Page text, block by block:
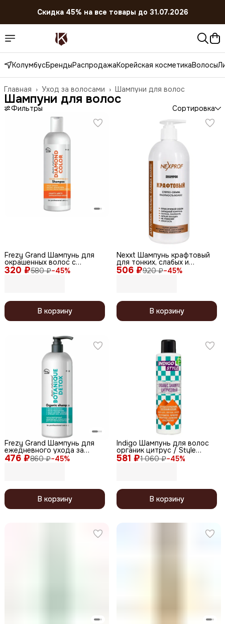
Скидка 45% на все товары до 31.07.2026
КолумбусБрендыРаспродажаКорейская косметикаВолосы
Шампуни для волос
Уход за волосами ›
Главная ›
Шампуни для волос
Фильтры Сортировка
320 ₽580 ₽−45%
Frezy Grand Шампунь для
окрашенных волос с
экстрактом черной икры /
В корзину
506 ₽920 ₽−45%
Nexxt Шампунь крафтовый
для тонких, слабых и
тусклых волос, 1000 мл
В корзину
476 ₽860 ₽−45%
Frezy Grand Шампунь для
ежедневного ухода за
волосами / Botanique Detox
В корзину
581 ₽1 060 ₽−45%
Indigo Шампунь для волос
органик цитрус / Style
Organic Shampoo, 1000 мл
В корзину